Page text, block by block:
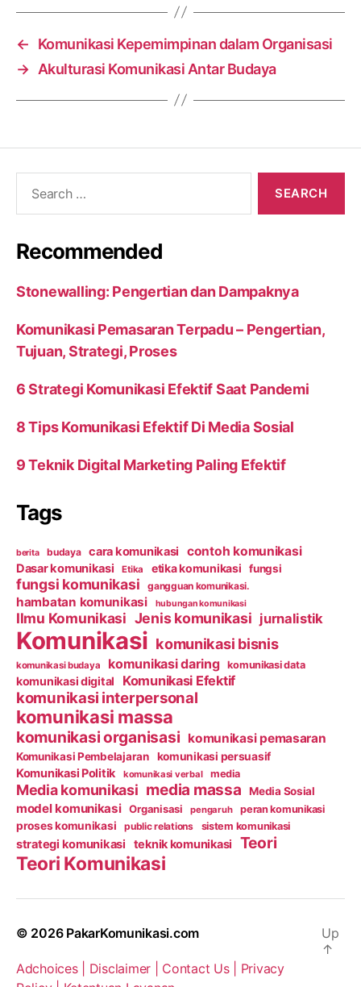
←
Komunikasi Kepemimpinan dalam Organisasi
→ Akulturasi Komunikasi Antar Budaya
Recommended
Stonewalling: Pengertian dan Dampaknya
Komunikasi Pemasaran Terpadu – Pengertian,
Tujuan, Strategi, Proses
6 Strategi Komunikasi Efektif Saat Pandemi
8 Tips Komunikasi Efektif Di Media Sosial
9 Teknik Digital Marketing Paling Efektif
Tags
berita budaya cara komunikasi contoh komunikasi
Dasar komunikasi Etika etika komunikasi fungsi
fungsi komunikasi gangguan komunikasi.
hambatan komunikasi hubungan komunikasi
Ilmu Komunikasi Jenis komunikasi jurnalistik
Komunikasi komunikasi bisnis
komunikasi budaya komunikasi daring komunikasi data
komunikasi digital Komunikasi Efektif
komunikasi interpersonal
komunikasi massa
komunikasi organisasi komunikasi pemasaran
Komunikasi Pembelajaran komunikasi persuasif
Komunikasi Politik komunikasi verbal media
Media komunikasi media massa Media Sosial
model komunikasi Organisasi pengaruh peran komunikasi
proses komunikasi public relations sistem komunikasi
strategi komunikasi teknik komunikasi Teori
Teori Komunikasi
© 2026 PakarKomunikasi.com
Adchoices | Disclaimer | Contact Us | Privacy
Up
↑